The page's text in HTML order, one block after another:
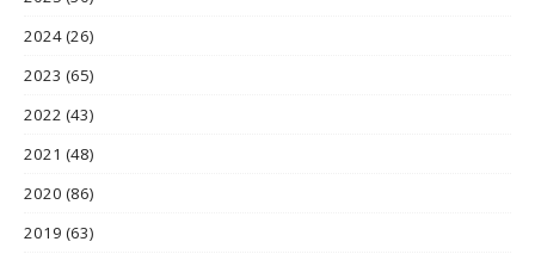
2024(26)
2023 (65)
2022 (43)
2021 (48)
2020 (86)
2019 (63)